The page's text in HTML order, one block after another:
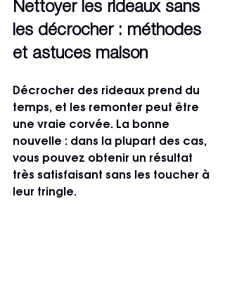
Nettoyer les rideaux sans
les décrocher : méthodes
et astuces maison
Décrocher des rideaux prend du
temps, et les remonter peut être
une vraie corvée. La bonne
nouvelle : dans la plupart des cas,
vous pouvez obtenir un résultat
très satisfaisant sans les toucher à
leur tringle.